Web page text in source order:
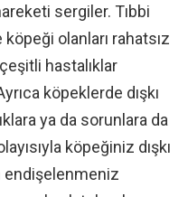
sergiler. Tıbbi
olanları rahatsız
hastalıklar
köpeklerde dışkı
ya da sorunlara da
köpeğiniz dışkı
endişelenmeniz